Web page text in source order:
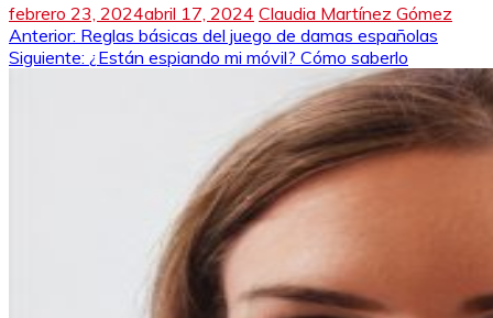
febrero 23, 2024abril 17, 2024 Claudia Martínez Gómez
Navegación
de
Anterior: Reglas básicas del juego de damas españolas
Siguiente: ¿Están espiando mi móvil? Cómo saberlo